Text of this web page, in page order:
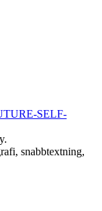
SELF-
snabbtextning,